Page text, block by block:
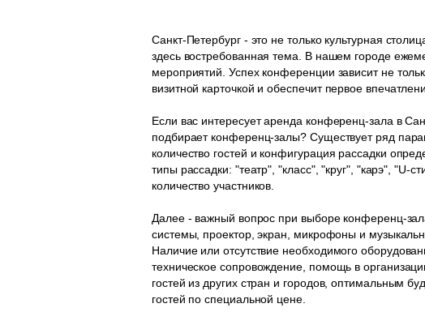
Санкт-Петербург - это не только культурная
здесь востребованная тема. В нашем городе
мероприятий. Успех конференции зависит не
визитной карточкой и обеспечит первое
Если вас интересует аренда конференц-зала в
подбирает конференц-залы? Существует ряд
количество гостей и конфигурация рассадки
типы рассадки: "театр", "класс", "круг", "карэ", "U-
количество участников.
Далее - важный вопрос при выборе конференц-
системы, проектор, экран, микрофоны и
Наличие или отсутствие необходимого
техническое сопровождение, помощь в
гостей из других стран и городов, оптимальным
гостей по специальной цене.